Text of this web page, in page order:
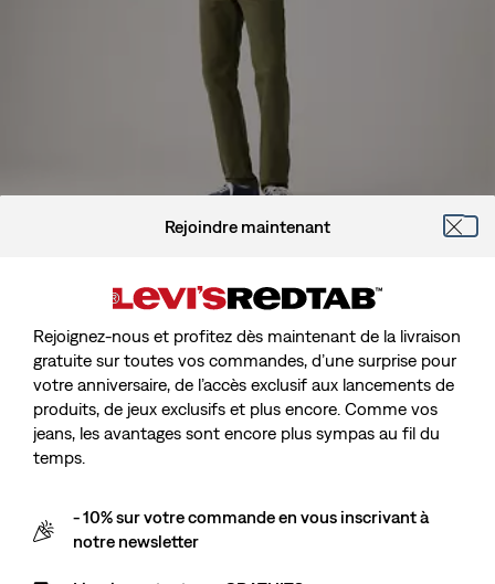
Le Modèle : Stature 185 cm/6'1", Taille 79 cm/31", Porte une taille
Jean 511™ Slim
Sale
CHF 149.90
CHF 149.90
Rejoindre maintenant
Rejoignez-nous et profitez dès maintenant de la livraison
gratuite sur toutes vos commandes, d’une surprise pour
votre anniversaire, de l’accès exclusif aux lancements de
produits, de jeux exclusifs et plus encore. Comme vos
jeans, les avantages sont encore plus sympas au fil du
temps.
- 10% sur votre commande en vous inscrivant à
notre newsletter